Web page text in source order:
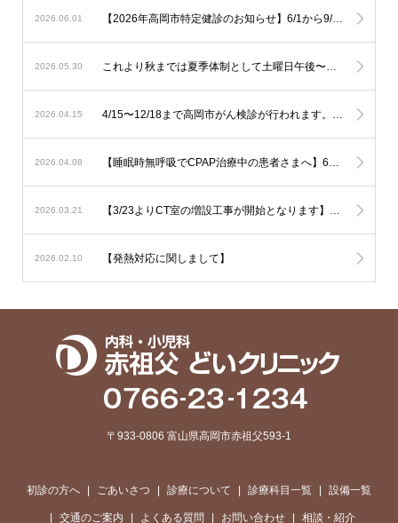
2026.06.01 【2026年高岡市特定健診のお知らせ】6/1から9/30の期間で行われます。予約は不要ですので受診券をご持参の上直接ご受診下さい。可能なようでしたら食事を抜いての健診をお勧め致します。
2026.05.30 これより秋までは夏季体制として土曜日午後〜日曜は少人数での運用となります。診察状況により診療の遅延を生じる可能性も考慮されますが対応人数は維持する必要がありますので発熱への検査は流行状況をもとに当日判断が必要なものに限定した対応とさせて頂きます。
2026.04.15
2026.04.08
2026.03.21
2026.02.10 【発熱対応に関しまして】
〒933-0806 富山県高岡市赤祖父593-1
初診の方へ ごあいさつ 診療について 診療科目一覧 設備一覧
交通のご案内 よくある質問 お問い合わせ 相談・紹介